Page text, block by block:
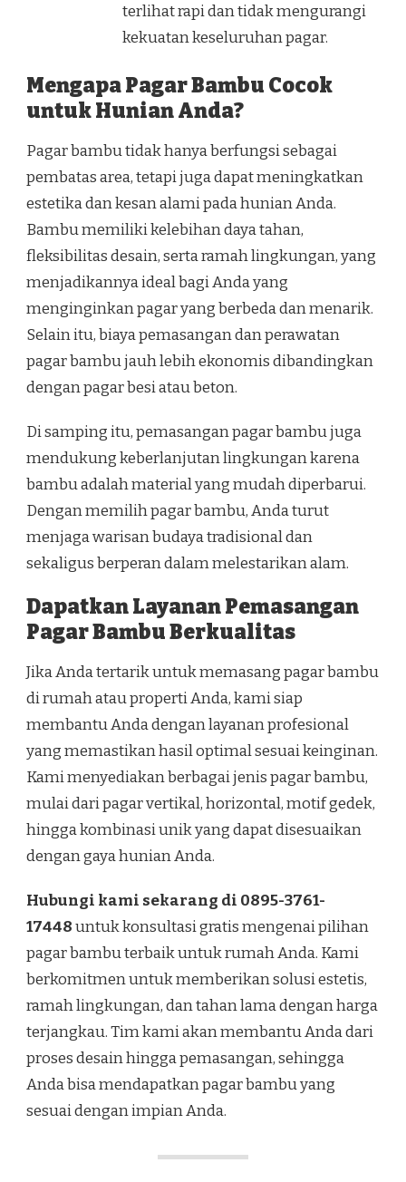
terlihat rapi dan tidak mengurangi
kekuatan keseluruhan pagar.
Mengapa Pagar Bambu Cocok
untuk Hunian Anda?
Pagar bambu tidak hanya berfungsi sebagai
pembatas area, tetapi juga dapat meningkatkan
estetika dan kesan alami pada hunian Anda.
Bambu memiliki kelebihan daya tahan,
fleksibilitas desain, serta ramah lingkungan, yang
menjadikannya ideal bagi Anda yang
menginginkan pagar yang berbeda dan menarik.
Selain itu, biaya pemasangan dan perawatan
pagar bambu jauh lebih ekonomis dibandingkan
dengan pagar besi atau beton.
Di samping itu, pemasangan pagar bambu juga
mendukung keberlanjutan lingkungan karena
bambu adalah material yang mudah diperbarui.
Dengan memilih pagar bambu, Anda turut
menjaga warisan budaya tradisional dan
sekaligus berperan dalam melestarikan alam.
Dapatkan Layanan Pemasangan
Pagar Bambu Berkualitas
Jika Anda tertarik untuk memasang pagar bambu
di rumah atau properti Anda, kami siap
membantu Anda dengan layanan profesional
yang memastikan hasil optimal sesuai keinginan.
Kami menyediakan berbagai jenis pagar bambu,
mulai dari pagar vertikal, horizontal, motif gedek,
hingga kombinasi unik yang dapat disesuaikan
dengan gaya hunian Anda.
Hubungi kami sekarang di 0895-3761-
17448untuk konsultasi gratis mengenai pilihan
pagar bambu terbaik untuk rumah Anda. Kami
berkomitmen untuk memberikan solusi estetis,
ramah lingkungan, dan tahan lama dengan harga
terjangkau. Tim kami akan membantu Anda dari
proses desain hingga pemasangan, sehingga
Anda bisa mendapatkan pagar bambu yang
sesuai dengan impian Anda.